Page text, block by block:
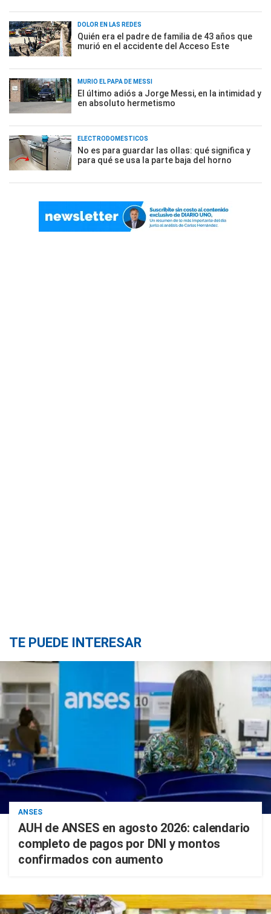
DOLOR EN LAS REDES
Quién era el padre de familia de 43 años que
murió en el accidente del Acceso Este
MURIÓ EL PAPÁ DE MESSI
El último adiós a Jorge Messi, en la intimidad y
en absoluto hermetismo
ELECTRODOMÉSTICOS
No es para guardar las ollas: qué significa y
para qué se usa la parte baja del horno
TE PUEDE INTERESAR
ANSES
AUH de ANSES en agosto 2026: calendario
completo de pagos por DNI y montos
confirmados con aumento